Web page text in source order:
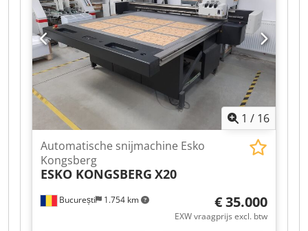
Centrale smering - extra veiligheidsafdekking -
Gereedschap en instructies met documentatie
CE. Wij zorgen voor installatie en training. We
bieden 12 maanden garantie.
1 / 16
București 1.754 km
Automatische snijmachine Esko
Kongsberg
ESKO KONGSBERG X20
€ 35.000
EXW vraagprijs excl. btw